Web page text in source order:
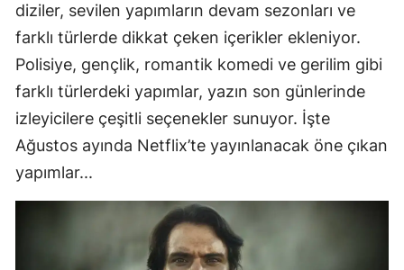
diziler, sevilen yapımların devam sezonları ve
farklı türlerde dikkat çeken içerikler ekleniyor.
Polisiye, gençlik, romantik komedi ve gerilim gibi
farklı türlerdeki yapımlar, yazın son günlerinde
izleyicilere çeşitli seçenekler sunuyor. İşte
Ağustos ayında Netflix’te yayınlanacak öne çıkan
yapımlar...